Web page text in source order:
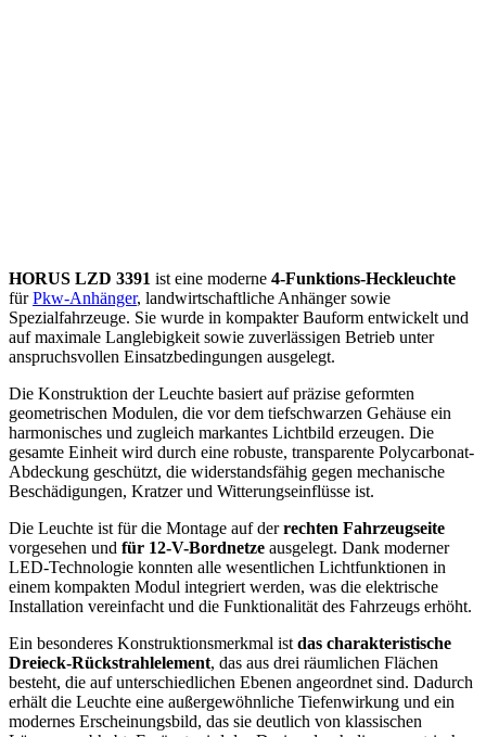
HORUS LZD 3391 ist eine moderne 4-Funktions-Heckleuchte
fürPkw-Anhänger, landwirtschaftliche Anhänger sowie
Spezialfahrzeuge. Sie wurde in kompakter Bauform entwickelt und
auf maximale Langlebigkeit sowie zuverlässigen Betrieb unter
anspruchsvollen Einsatzbedingungen ausgelegt.
Die Konstruktion der Leuchte basiert auf präzise geformten
geometrischen Modulen, die vor dem tiefschwarzen Gehäuse ein
harmonisches und zugleich markantes Lichtbild erzeugen. Die
gesamte Einheit wird durch eine robuste, transparente Polycarbonat-
Abdeckung geschützt, die widerstandsfähig gegen mechanische
Beschädigungen, Kratzer und Witterungseinflüsse ist.
Die Leuchte ist für die Montage auf derrechten Fahrzeugseite
vorgesehen und für 12-V-Bordnetze ausgelegt. Dank moderner
LED-Technologie konnten alle wesentlichen Lichtfunktionen in
einem kompakten Modul integriert werden, was die elektrische
Installation vereinfacht und die Funktionalität des Fahrzeugs erhöht.
Ein besonderes Konstruktionsmerkmal ist das charakteristische
Dreieck-Rückstrahlelement, das aus drei räumlichen Flächen
besteht, die auf unterschiedlichen Ebenen angeordnet sind. Dadurch
erhält die Leuchte eine außergewöhnliche Tiefenwirkung und ein
modernes Erscheinungsbild, das sie deutlich von klassischen